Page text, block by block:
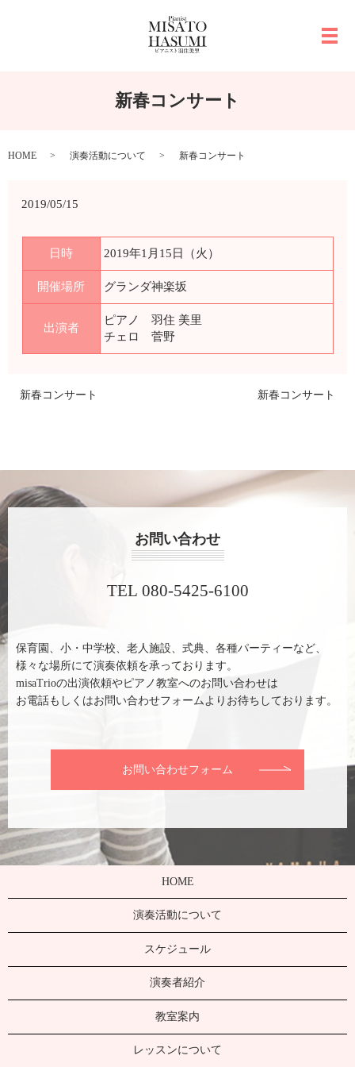
メ
新春コンサート
HOME 演奏活動について 新春コンサート
2019/05/15
日時 2019年1月15日（火）
開催場所 グランダ神楽坂
出演者
ピアノ 羽住 美里
チェロ 菅野
新春コンサート 新春コンサート
お問い合わせ
TEL 080-5425-6100
保育園、小・中学校、老人施設、式典、各種パーティーなど、
様々な場所にて演奏依頼を承っております。
misaTrioの出演依頼やピアノ教室へのお問い合わせは
お電話もしくはお問い合わせフォームよりお待ちしております。
お問い合わせフォーム
HOME
演奏活動について
スケジュール
演奏者紹介
教室案内
レッスンについて